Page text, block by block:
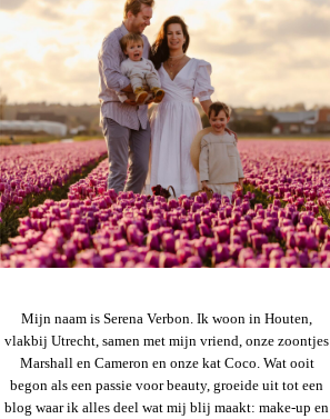
Mijn naam is Serena Verbon. Ik woon in Houten,
vlakbij Utrecht, samen met mijn vriend, onze zoontjes
Marshall en Cameron en onze kat Coco. Wat ooit
begon als een passie voor beauty, groeide uit tot een
blog waar ik alles deel wat mij blij maakt: make-up en